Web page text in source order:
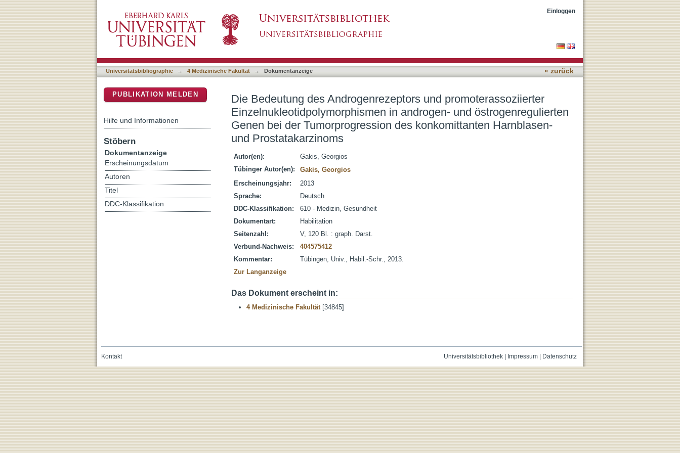
Die Bedeutung des Androgenrezeptors und promoterassoziierter Einzelnukleotidpolymorphismen
in androgen- und östrogenregulierten Genen bei der Tumorprogression des konkomittanten
Harnblasen- und Prostatakarzinoms
Einloggen
Universitätsbibliographie → 4 Medizinische Fakultät → Dokumentanzeige « zurück
Die Bedeutung des Androgenrezeptors und promoterassoziierter
Einzelnukleotidpolymorphismen in androgen- und östrogenregulierten
Genen bei der Tumorprogression des konkomittanten Harnblasen-
und Prostatakarzinoms
Autor(en):
Gakis, Georgios
Tübinger Autor(en):
Gakis, Georgios
Erscheinungsjahr:
2013
Sprache:
Deutsch
DDC-Klassifikation:
610 - Medizin, Gesundheit
Dokumentart:
Habilitation
Seitenzahl:
V, 120 Bl. : graph. Darst.
Verbund-Nachweis:
404575412
Kommentar:
Tübingen, Univ., Habil.-Schr., 2013.
Zur Langanzeige
Das Dokument erscheint in:
4 Medizinische Fakultät[34845]
PUBLIKATION MELDEN
Hilfe und Informationen
Stöbern
Dokumentanzeige
Erscheinungsdatum
Autoren
Titel
DDC-Klassifikation
Universitätsbibliothek| Impressum| Datenschutz
Kontakt